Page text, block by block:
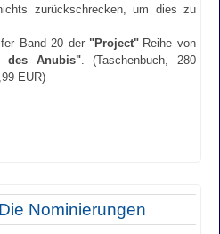
zurückschrecken, um dies zu
Band 20 der "Project"-Reihe von
des Anubis". (Taschenbuch, 280
EUR)
Nominierungen